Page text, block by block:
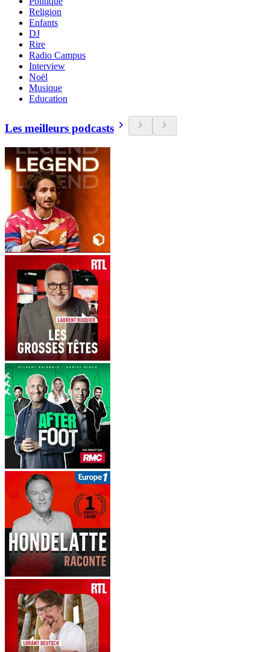
Religion
Enfants
DJ
Rire
Radio Campus
Interview
Noël
Musique
Education
Les meilleurs podcasts